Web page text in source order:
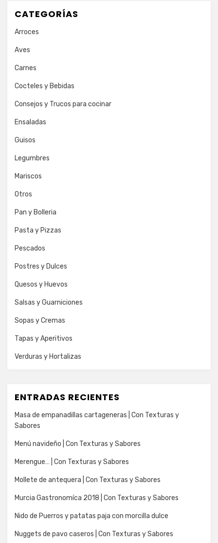
CATEGORÍAS
Arroces
Aves
Carnes
Cocteles y Bebidas
Consejos y Trucos para cocinar
Ensaladas
Guisos
Legumbres
Mariscos
Otros
Pan y Bolleria
Pasta y Pizzas
Pescados
Postres y Dulces
Quesos y Huevos
Salsas y Guarniciones
Sopas y Cremas
Tapas y Aperitivos
Verduras y Hortalizas
ENTRADAS RECIENTES
Masa de empanadillas cartageneras | Con Texturas y
Sabores
Menú navideño | Con Texturas y Sabores
Merengue… | Con Texturas y Sabores
Mollete de antequera | Con Texturas y Sabores
Murcia Gastronomíca 2018 | Con Texturas y Sabores
Nido de Puerros y patatas paja con morcilla dulce
Nuggets de pavo caseros | Con Texturas y Sabores